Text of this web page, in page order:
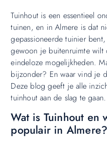
Tuinhout is een essentieel
tuinen, en in Almere is dat
gepassioneerde tuinier
gewoon je buitenruimte
eindeloze mogelijkheden.
bijzonder? En waar vind je
Deze blog geeft je alle
tuinhout aan de slag te gaan.
Wat is Tuinhout en
populair in Almere?